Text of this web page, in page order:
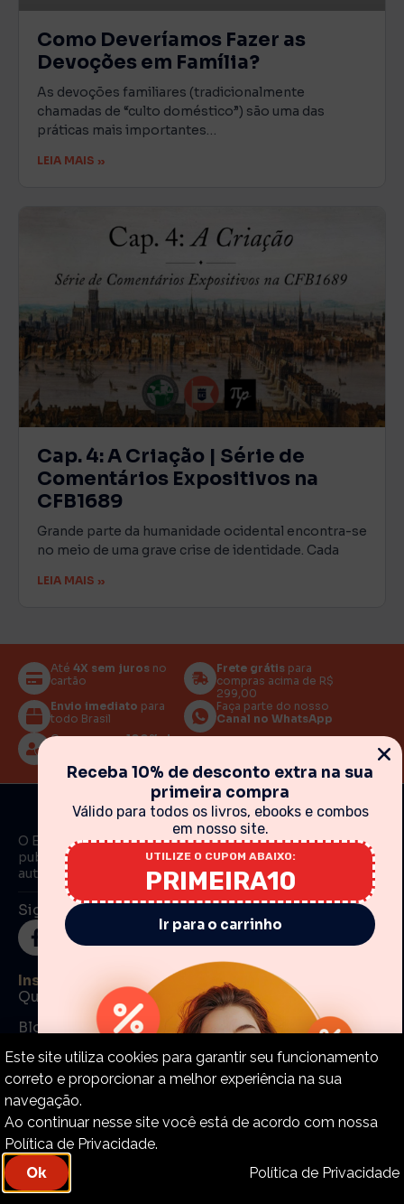
Como Deveríamos Fazer as
Devoções em Família?
As devoções familiares (tradicionalmente
chamadas de “culto doméstico”) são uma das
práticas mais importantes…
LEIA MAIS »
Cap. 4: A Criação | Série de
Comentários Expositivos na
CFB1689
Grande parte da humanidade ocidental encontra-se
no meio de uma grave crise de identidade. Cada
LEIA MAIS »
Até 4X sem juros no
cartão
Frete grátispara
compras acima de R$
299,00
Envio imediato para
todo Brasil
Faça parte do nosso
Canal no WhatsApp
Compre com100% de
O Estandarte de Cristo tem como principal objetivo
publicar artigos e livros de traduções de textos de
autores bíblicos fiéis, para o português.
Siga-nos nas Redes Sociais
Institucional
Quem somos
Blog
Dúvidas frequentes (FAQ)
Fale conosco
Ajuda e Suporte
Minha Conta
Meu Carrinho
Meus Pedidos
Receba 10% de desconto extra na sua
primeira compra
Válido para todos os livros, ebooks e combos
em nosso site.
UTILIZE O CUPOM ABAIXO:
PRIMEIRA10
Ir para o carrinho
Este site utiliza cookies para garantir seu funcionamento
correto e proporcionar a melhor experiência na sua
navegação.
Ao continuar nesse site você está de acordo com nossa
Política de Privacidade.
Ok
Política de Privacidade